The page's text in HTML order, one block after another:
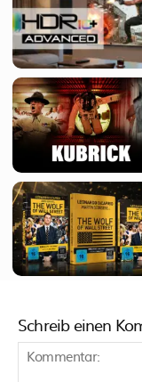
Schreib einen